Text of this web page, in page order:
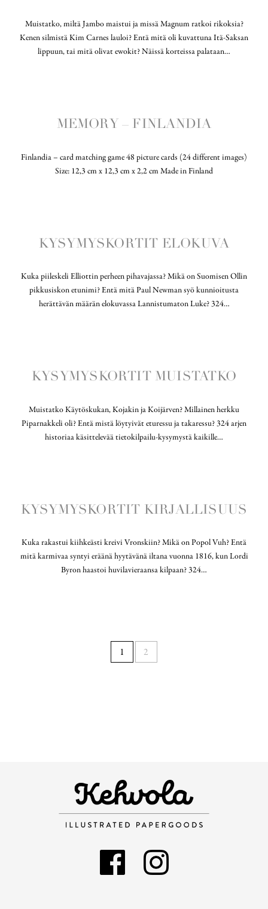
Muistatko, miltä Jambo maistui ja missä Magnum ratkoi rikoksia?
Kenen silmistä Kim Carnes lauloi? Entä mitä oli kuvattuna Itä-Saksan
lippuun, tai mitä olivat ewokit? Näissä korteissa palataan…
MEMORY – FINLANDIA
Finlandia – card matching game 48 picture cards (24 different images)
Size: 12,3 cm x 12,3 cm x 2,2 cm Made in Finland
KYSYMYSKORTIT ELOKUVA
Kuka piileskeli Elliottin perheen pihavajassa? Mikä on Suomisen Ollin
pikkusiskon etunimi? Entä mitä Paul Newman syö kunnioitusta
herättävän määrän elokuvassa Lannistumaton Luke? 324…
KYSYMYSKORTIT MUISTATKO
Muistatko Käytöskukan, Kojakin ja Koijärven? Millainen herkku
Piparnakkeli oli? Entä mistä löytyivät eturessu ja takaressu? 324 arjen
historiaa käsittelevää tietokilpailu-kysymystä kaikille…
KYSYMYSKORTIT KIRJALLISUUS
Kuka rakastui kiihkeästi kreivi Vronskiin? Mikä on Popol Vuh? Entä
mitä karmivaa syntyi eräänä hyytävänä iltana vuonna 1816, kun Lordi
Byron haastoi huvilavieraansa kilpaan? 324…
1 2